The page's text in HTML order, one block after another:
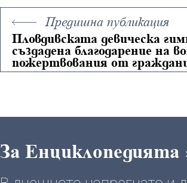
Предишна публикация
Пловдивската девическа
създадена благодарение на
пожертвования от
За Енциклопедията